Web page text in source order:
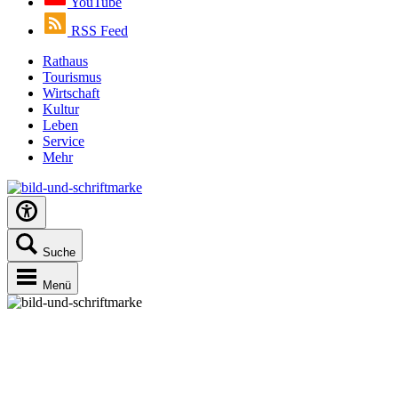
RSS Feed
Rathaus
Tourismus
Wirtschaft
Kultur
Leben
Service
Mehr
Suche
Menü